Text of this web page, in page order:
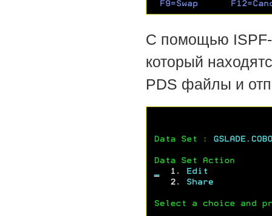
С помощью ISPF-
который
PDS файлы и